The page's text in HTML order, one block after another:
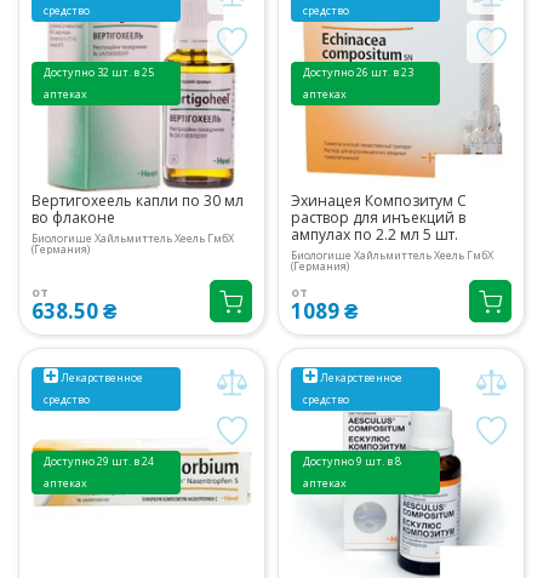
средство
Доступно 32 шт. в 25
аптеках
Вертигохеель капли по 30 мл
во флаконе
Биологише Хайльмиттель Хеель ГмбХ
(Германия)
от
638.50 ₴
средство
Доступно 26 шт. в 23
аптеках
Эхинацея Композитум С
раствор для инъекций в
ампулах по 2.2 мл 5 шт.
Биологише Хайльмиттель Хеель ГмбХ
(Германия)
от
1089 ₴
Лекарственное
средство
Доступно 29 шт. в 24
аптеках
Лекарственное
средство
Доступно 9 шт. в 8
аптеках